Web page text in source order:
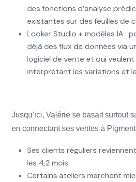
des fonctions d’analyse
existantes sur des feuilles de
Looker Studio + modèles IA :
déjà des flux de données via
logiciel de vente et qui veulent
interprétant les variations et
Jusqu’ici, Valérie se basait surtout
en connectant ses ventes à
Ses clients réguliers
les 4,2 mois.
Certains ateliers marchent